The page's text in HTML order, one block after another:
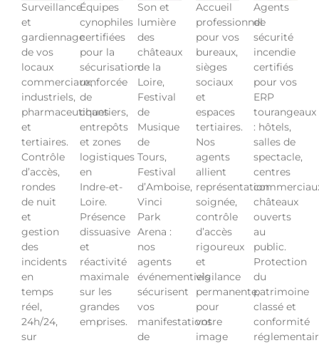
Surveillance
et
gardiennage
de vos
locaux
commerciaux,
industriels,
pharmaceutiques
et
tertiaires.
Contrôle
d’accès,
rondes
de nuit
et
gestion
des
incidents
en
temps
réel,
24h/24,
sur
Équipes
cynophiles
certifiées
pour la
sécurisation
renforcée
de
chantiers,
entrepôts
et zones
logistiques
en
Indre-et-
Loire.
Présence
dissuasive
et
réactivité
maximale
sur les
grandes
emprises.
Son et
lumière
des
châteaux
de la
Loire,
Festival
de
Musique
de
Tours,
Festival
d’Amboise,
Vinci
Park
Arena :
nos
agents
événementiels
sécurisent
vos
manifestations
de
Accueil
professionnel
pour vos
bureaux,
sièges
sociaux
et
espaces
tertiaires.
Nos
agents
allient
représentation
soignée,
contrôle
d’accès
rigoureux
et
vigilance
permanente,
pour
votre
image
Agents
de
sécurité
incendie
certifiés
pour vos
ERP
tourangeaux
: hôtels,
salles de
spectacle,
centres
châteaux
ouverts
au
public.
Protection
du
patrimoine
classé et
conformité